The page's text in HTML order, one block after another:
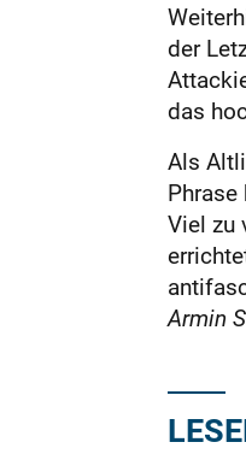
der
das
Als
Viel zu
Armin